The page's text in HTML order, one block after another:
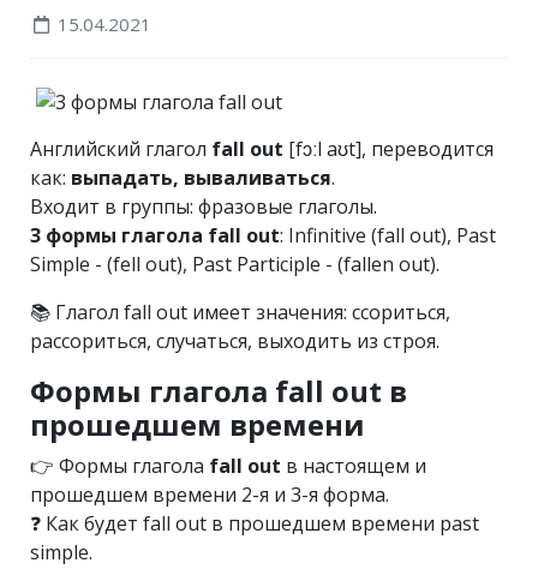
15.04.2021
Английский глагол fall out [fɔːl aʊt], переводится
как: выпадать, вываливаться.
Входит в группы: фразовые глаголы.
3 формы глагола fall out: Infinitive (fall out), Past
Simple - (fell out), Past Participle - (fallen out).
📚 Глагол fall out имеет значения: ссориться,
рассориться, случаться, выходить из строя.
Формы глагола fall out в
прошедшем времени
👉 Формы глагола fall out в настоящем и
прошедшем времени 2-я и 3-я форма.
❓ Как будет fall out в прошедшем времени past
simple.